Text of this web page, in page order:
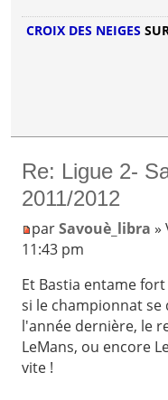
CROIX DES NEIGES
Re: Ligue 2-
2011/2012
parSavouè_libra »
11:43 pm
Et Bastia entame
si le championnat
l'année dernière, le
LeMans, ou encore
vite !